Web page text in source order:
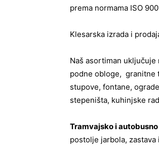
prema normama ISO
Klesarska izrada i
Naš asortiman
podne obloge, granitne
stupove, fontane,
stepeništa, kuhinjske
Tramvajsko i
postolje jarbola, zastava